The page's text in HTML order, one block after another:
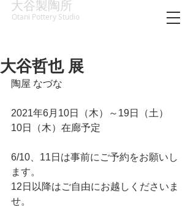
大谷製陶所
Otani Pottery Studio
大谷哲也 展
陶屋 なづな
2021年6月10日（木）～19日（土）
10日（木）在廊予定
6/10、11日は事前にご予約をお願いし
ます。
12日以降はご自由にお越しくださいま
せ。